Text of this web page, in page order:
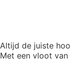
Altijd de juiste
Met een vloot